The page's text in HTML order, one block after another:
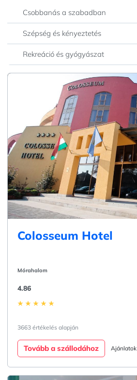
Csobbanás a szabadban
Szépség és kényeztetés
Rekreáció és gyógyászat
Colosseum Hotel
Mórahalom
4.86
3663 értékelés alapján
Tovább a szállodához Ajánlatok